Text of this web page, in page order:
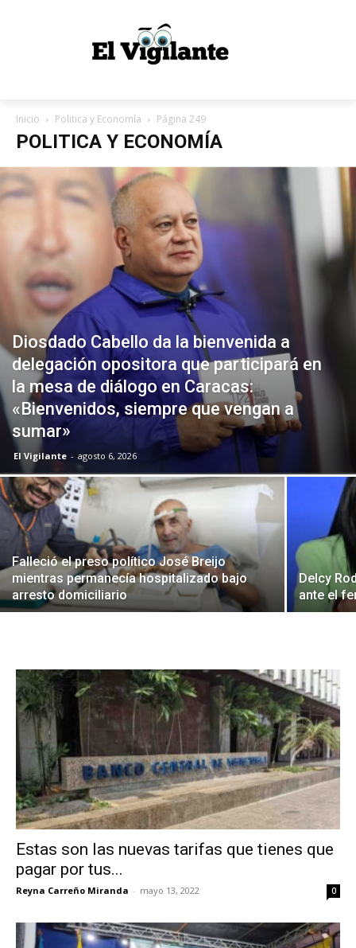
Inicio Politica y Economía Página 249
POLITICA Y ECONOMÍA
Diosdado Cabello da la bienvenida a
delegación opositora que participará en
la mesa de diálogo en Caracas:
«Bienvenidos, siempre que vengan a
sumar»
El Vigilante - agosto 6, 2026
Falleció el preso político José Breijo
mientras permanecía hospitalizado bajo
arresto domiciliario
Delcy
ante el
Estas son las nuevas tarifas que tienes que
pagar por tus...
Reyna Carreño Miranda - mayo 13, 2022 0